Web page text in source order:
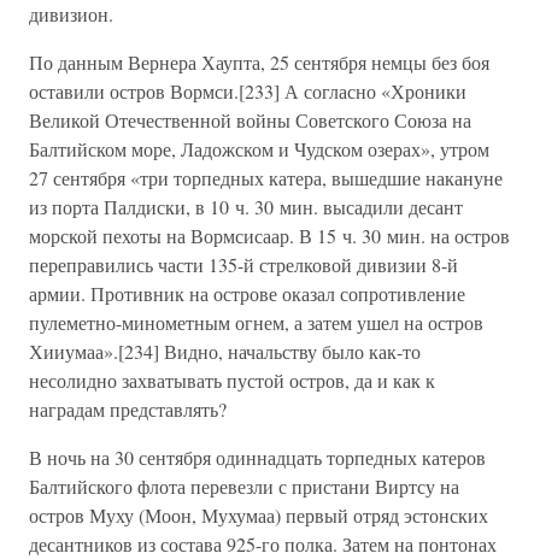
дивизион.
По данным Вернера Хаупта, 25 сентября немцы без боя
оставили остров Вормси.[233] А согласно «Хроники
Великой Отечественной войны Советского Союза на
Балтийском море, Ладожском и Чудском озерах», утром
27 сентября «три торпедных катера, вышедшие накануне
из порта Палдиски, в 10 ч. 30 мин. высадили десант
морской пехоты на Вормсисаар. В 15 ч. 30 мин. на остров
переправились части 135-й стрелковой дивизии 8-й
армии. Противник на острове оказал сопротивление
пулеметно-минометным огнем, а затем ушел на остров
Хииумаа».[234] Видно, начальству было как-то
несолидно захватывать пустой остров, да и как к
наградам представлять?
В ночь на 30 сентября одиннадцать торпедных катеров
Балтийского флота перевезли с пристани Виртсу на
остров Муху (Моон, Мухумаа) первый отряд эстонских
десантников из состава 925-го полка. Затем на понтонах